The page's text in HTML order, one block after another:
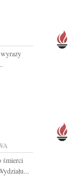
śmierci